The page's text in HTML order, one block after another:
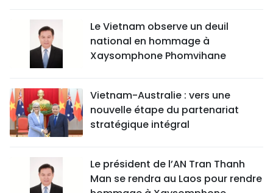
Le Vietnam observe un deuil
national en hommage à
Xaysomphone Phomvihane
Vietnam-Australie : vers une
nouvelle étape du partenariat
stratégique intégral
Le président de l’AN Tran Thanh
Man se rendra au Laos pour rendre